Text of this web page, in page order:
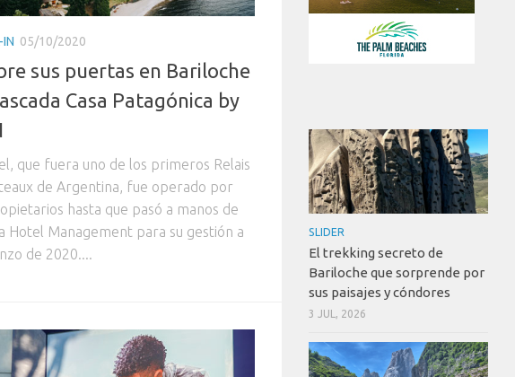
IN 05/10/2020
sus puertas en Bariloche
Casa Patagónica by
que fuera uno de los primeros Relais
de Argentina, fue operado por
hasta que pasó a manos de
Hotel Management para su gestión a
de 2020....
SLIDER
El trekking secreto de
Bariloche que sorprende por
sus paisajes y cóndores
3 JUL, 2026